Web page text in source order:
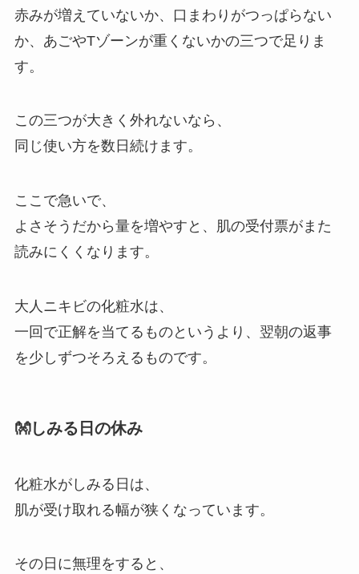
赤みが増えていないか、口まわりがつっぱらない
か、あごやTゾーンが重くないかの三つで足りま
す。
この三つが大きく外れないなら、
同じ使い方を数日続けます。
ここで急いで、
よさそうだから量を増やすと、肌の受付票がまた
読みにくくなります。
大人ニキビの化粧水は、
一回で正解を当てるものというより、翌朝の返事
を少しずつそろえるものです。
👐しみる日の休み
化粧水がしみる日は、
肌が受け取れる幅が狭くなっています。
その日に無理をすると、